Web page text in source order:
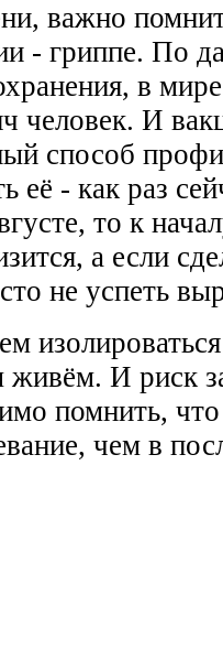
важно
- гриппе. По
в
человек. И
способ
её - как раз
то к
а если
не успеть
живём. И риск
помнить, что
чем в